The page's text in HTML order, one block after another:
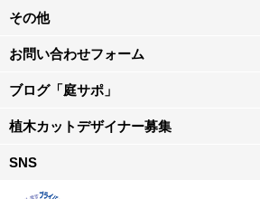
その他
お問い合わせフォーム
ブログ「庭サポ」
植木カットデザイナー募集
SNS